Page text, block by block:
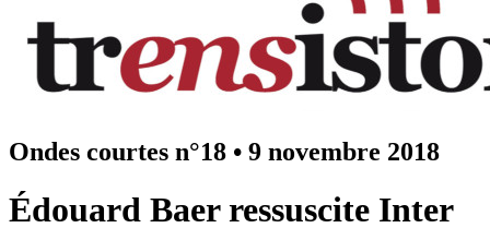
Ondes courtes n°18 • 9 novembre 2018
Édouard Baer ressuscite Inter